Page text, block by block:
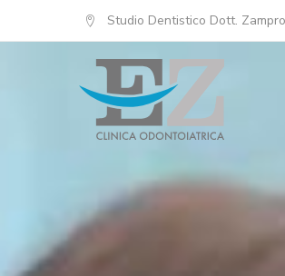
Studio Dentistico Dott.
Studio